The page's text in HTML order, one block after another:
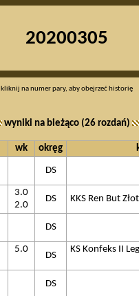
20200305
kliknij na numer pary, aby obejrzeć historię
wyniki na bieżąco (26 rozdań)
wk okręg
DS
3.0
DS KKS Ren But
2.0
DS
5.0
DS
KS Konfeks II
DS